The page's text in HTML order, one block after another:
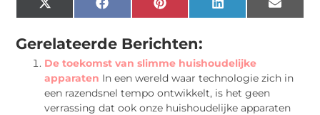
X
(Twitter)
FacebookPinterestLinkedInEmail
Gerelateerde Berichten:
De toekomst van slimme huishoudelijke
apparaten In een wereld waar technologie zich in
een razendsnel tempo ontwikkelt, is het geen
verrassing dat ook onze huishoudelijke apparaten